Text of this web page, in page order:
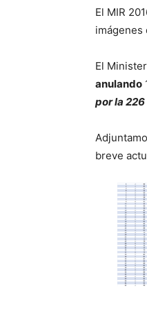
El MIR
imágenes
El
anulando
por la
breve